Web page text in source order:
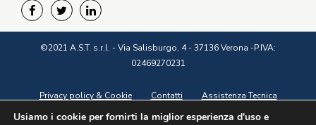
©2021 A.S.T. s.r.l. - Via Salisburgo, 4 - 37136 Verona -P.IVA:
02469270231
Privacy policy & Cookie Contatti
Assistenza Tecnica
My User
Usiamo i cookie per fornirti la miglior esperienza d'uso e